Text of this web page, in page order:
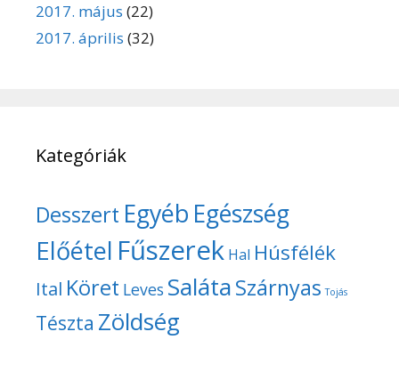
2017. május (22)
2017. április (32)
Kategóriák
Desszert Egyéb Egészség
Előétel Fűszerek Hal Húsfélék
Ital Köret Leves SalátaSzárnyas Tojás
Tészta Zöldség